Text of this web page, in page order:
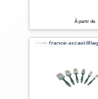
À partir de